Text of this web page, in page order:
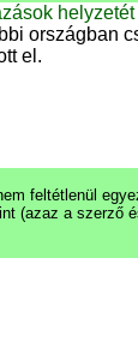
helyzetét
országban
el.
feltétlenül
(azaz a szerző